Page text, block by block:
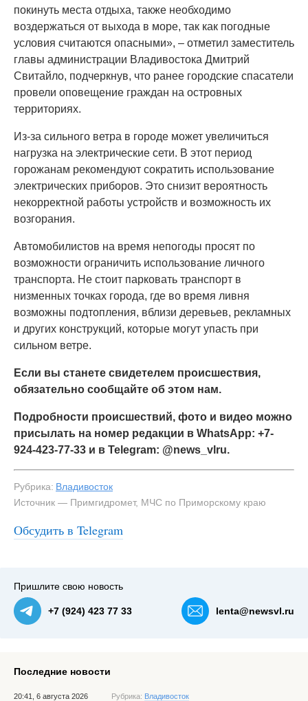
покинуть места отдыха, также необходимо
воздержаться от выхода в море, так как погодные
условия считаются опасными», – отметил заместитель
главы администрации Владивостока Дмитрий
Свитайло, подчеркнув, что ранее городские спасатели
провели оповещение граждан на островных
территориях.
Из-за сильного ветра в городе может увеличиться
нагрузка на электрические сети. В этот период
горожанам рекомендуют сократить использование
электрических приборов. Это снизит вероятность
некорректной работы устройств и возможность их
возгорания.
Автомобилистов на время непогоды просят по
возможности ограничить использование личного
транспорта. Не стоит парковать транспорт в
низменных точках города, где во время ливня
возможны подтопления, вблизи деревьев, рекламных
и других конструкций, которые могут упасть при
сильном ветре.
Если вы станете свидетелем происшествия,
обязательно сообщайте об этом нам.
Подробности происшествий, фото и видео можно
присылать на номер редакции в WhatsApp: +7-
924-423-77-33 и в Telegram: @news_vlru.
Рубрика: Владивосток
Источник — Примгидромет, МЧС по Приморскому краю
Обсудить в Telegram
Пришлите свою новость
+7 (924) 423 77 33 lenta@newsvl.ru
Последние новости
20:41, 6 августа 2026 Рубрика: Владивосток